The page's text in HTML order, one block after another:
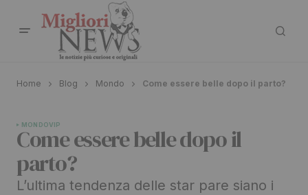
Home Blog Mondo Come essere belle dopo il parto?
MONDOVIP
Come essere belle dopo il
parto?
L’ultima tendenza delle star pare siano i